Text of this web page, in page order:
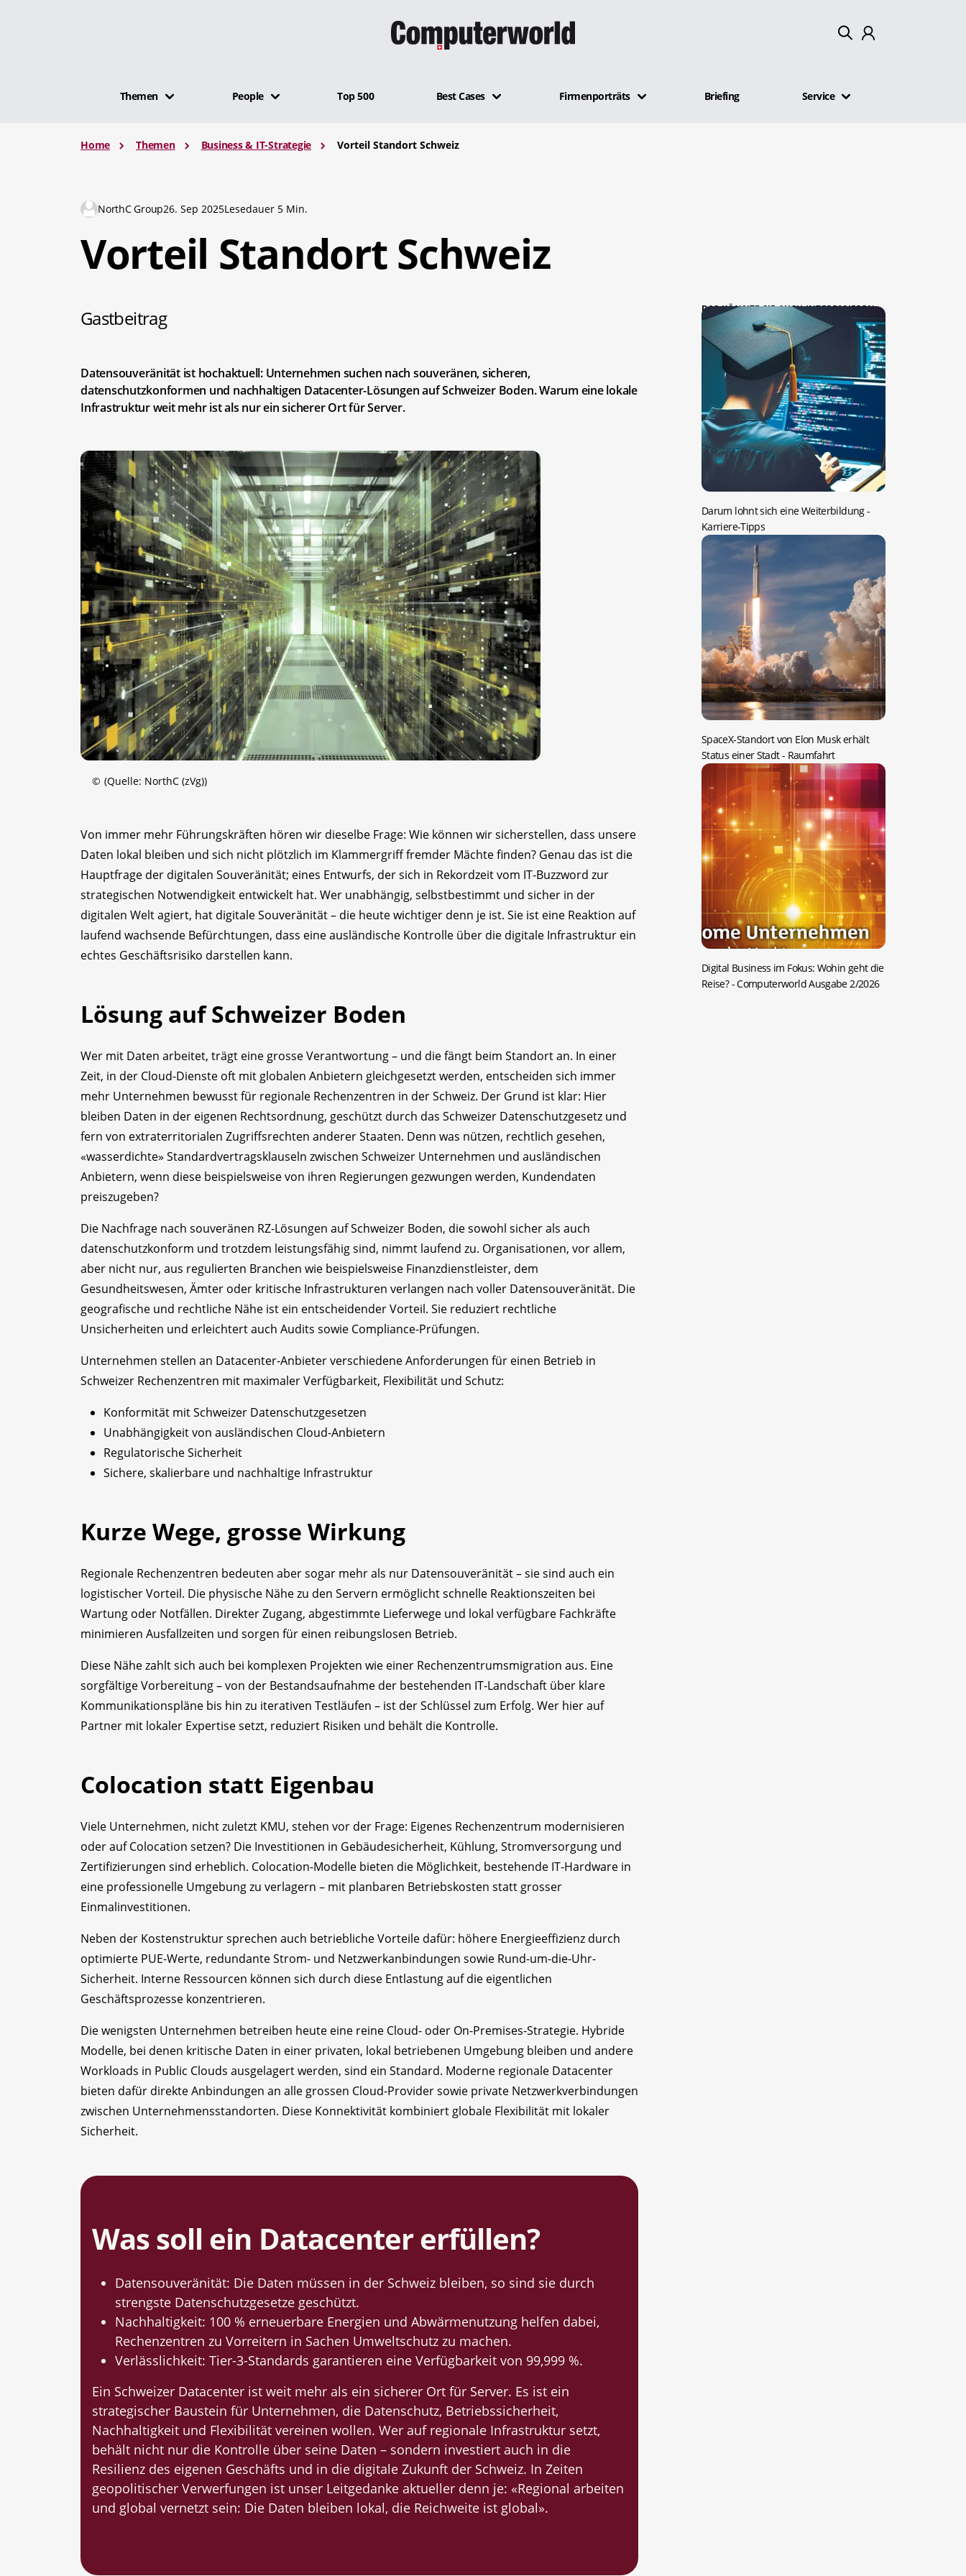
Themen People Top 500 Best Cases Firmenporträts Briefing Service
Home Themen Business & IT-Strategie Vorteil Standort Schweiz
NorthC Group26. Sep 2025Lesedauer 5 Min.
Vorteil Standort Schweiz
Gastbeitrag
Datensouveränität ist hochaktuell: Unternehmen suchen nach souveränen, sicheren,
datenschutzkonformen und nachhaltigen Datacenter-Lösungen auf Schweizer Boden. Warum eine lokale
Infrastruktur weit mehr ist als nur ein sicherer Ort für Server.
© (Quelle: NorthC (zVg))
Von immer mehr Führungskräften hören wir dieselbe Frage: Wie können wir sicherstellen, dass unsere
Daten lokal bleiben und sich nicht plötzlich im Klammergriff fremder Mächte finden? Genau das ist die
Hauptfrage der digitalen Souveränität; eines Entwurfs, der sich in Rekordzeit vom IT-Buzzword zur
strategischen Notwendigkeit entwickelt hat. Wer unabhängig, selbstbestimmt und sicher in der
digitalen Welt agiert, hat digitale Souveränität – die heute wichtiger denn je ist. Sie ist eine Reaktion auf
laufend wachsende Befürchtungen, dass eine ausländische Kontrolle über die digitale Infrastruktur ein
echtes Geschäftsrisiko ­darstellen kann.
Lösung auf Schweizer Boden
Wer mit Daten arbeitet, trägt eine grosse Verantwortung – und die fängt beim Standort an. In einer
Zeit, in der Cloud-Dienste oft mit globalen Anbietern gleichgesetzt werden, entscheiden sich immer
mehr Unternehmen bewusst für regionale Rechenzentren in der Schweiz. Der Grund ist klar: Hier
bleiben Daten in der eigenen Rechtsordnung, geschützt durch das Schweizer Datenschutzgesetz und
fern von extraterritorialen Zugriffsrechten anderer Staaten. Denn was nützen, rechtlich gesehen,
«wasserdichte» Standardvertragsklauseln zwischen Schweizer Unternehmen und ausländischen
Anbietern, wenn diese beispielsweise von ihren Regierungen gezwungen werden, Kundendaten
preiszugeben?
Die Nachfrage nach souveränen RZ-Lösungen auf Schweizer Boden, die sowohl sicher als auch
datenschutzkonform und trotzdem leistungsfähig sind, nimmt laufend zu. Organisationen, vor allem,
aber nicht nur, aus regulierten Branchen wie beispielsweise Finanzdienstleister, dem
Gesundheitswesen, Ämter oder kritische Infrastrukturen verlangen nach voller Datensouveränität. Die
geografische und rechtliche Nähe ist ein entscheidender Vorteil. Sie reduziert rechtliche
Unsicherheiten und erleichtert auch Audits sowie Compliance-Prüfungen.
Unternehmen stellen an Datacenter-Anbieter verschiedene Anforderungen für einen Betrieb in
Schweizer Rechenzentren mit maximaler Verfügbarkeit, Flexibilität und Schutz:
Konformität mit Schweizer Datenschutzgesetzen
Unabhängigkeit von ausländischen Cloud-Anbietern
Regulatorische Sicherheit
Sichere, skalierbare und nachhaltige Infrastruktur
Kurze Wege, grosse Wirkung
Regionale Rechenzentren bedeuten aber sogar mehr als nur Datensouveränität – sie sind auch ein
logistischer Vorteil. Die physische Nähe zu den Servern ermöglicht schnelle Reaktionszeiten bei
Wartung oder Notfällen. Direkter Zugang, abgestimmte Lieferwege und lokal verfügbare Fachkräfte
minimieren Ausfallzeiten und sorgen für einen reibungslosen Betrieb.
Diese Nähe zahlt sich auch bei komplexen Projekten wie einer Rechenzentrumsmigration aus. Eine
sorgfältige Vorbereitung – von der Bestandsaufnahme der bestehenden IT-Landschaft über klare
Kommunikationspläne bis hin zu iterativen Testläufen – ist der Schlüssel zum Erfolg. Wer hier auf
Partner mit lokaler Expertise setzt, reduziert Risiken und behält die Kontrolle.
Colocation statt Eigenbau
Viele Unternehmen, nicht zuletzt KMU, stehen vor der Frage: Eigenes Rechenzentrum modernisieren
oder auf Colocation setzen? Die Investitionen in Gebäudesicherheit, Kühlung, Stromversorgung und
Zertifizierungen sind erheblich. Colocation-Modelle bieten die Möglichkeit, bestehende IT-Hardware in
eine professionelle Umgebung zu verlagern – mit planbaren Betriebskosten statt grosser
Einmalinvestitionen.
Neben der Kostenstruktur sprechen auch betriebliche Vorteile dafür: höhere Energieeffizienz durch
optimierte PUE-Werte, redundante Strom- und Netzwerkanbindungen sowie Rund-um-die-Uhr-
Sicherheit. Interne Ressourcen können sich durch diese Entlastung auf die eigentlichen
Geschäftsprozesse konzentrieren.
Die wenigsten Unternehmen betreiben heute eine reine Cloud- oder On-Premises-Strategie. Hybride
Modelle, bei denen kritische Daten in einer privaten, lokal betriebenen Umgebung bleiben und andere
Workloads in Public Clouds ausgelagert werden, sind ein Standard. Moderne regionale Datacenter
bieten dafür direkte Anbindungen an alle grossen Cloud-Provider sowie private Netzwerkverbindungen
zwischen Unternehmensstandorten. Diese Konnektivität kombiniert globale Flexibilität mit lokaler
Sicherheit.
Was soll ein Datacenter erfüllen?
Datensouveränität: Die Daten müssen in der Schweiz bleiben, so sind sie durch
strengste Datenschutzgesetze geschützt.
Nachhaltigkeit: 100 % erneuerbare Energien und Abwärmenutzung helfen dabei,
Rechenzentren zu Vorreitern in Sachen Umweltschutz zu machen.
Verlässlichkeit: Tier-3-Standards garantieren eine Verfügbarkeit von 99,999 %.
Ein Schweizer Datacenter ist weit mehr als ein sicherer Ort für Server. Es ist ein
strategischer Baustein für Unternehmen, die Datenschutz, Betriebssicherheit,
Nachhaltigkeit und Flexibilität vereinen wollen. Wer auf regionale Infrastruktur setzt,
behält nicht nur die Kontrolle über seine Daten – sondern investiert auch in die
Resilienz des eigenen Geschäfts und in die digitale Zukunft der Schweiz. In Zeiten
geopolitischer Verwerfungen ist unser Leitgedanke aktueller denn je: «Regional arbeiten
und global vernetzt sein: Die Daten bleiben lokal, die Reichweite ist global».
DAS KÖNNTE SIE AUCH INTERESSIEREN:
Darum lohnt sich eine Weiterbildung-
Karriere-Tipps
SpaceX-Standort von Elon Musk erhält
Status einer Stadt- Raumfahrt
Digital Business im Fokus: Wohin geht die
Reise?- Computerworld Ausgabe 2/2026